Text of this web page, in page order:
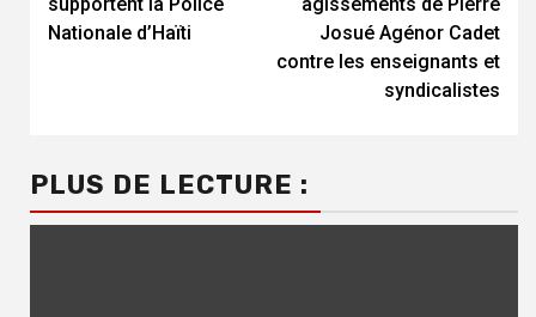
Nationale d’Haïti
Josué Agénor Cadet
contre les enseignants et
syndicalistes
PLUS DE LECTURE :